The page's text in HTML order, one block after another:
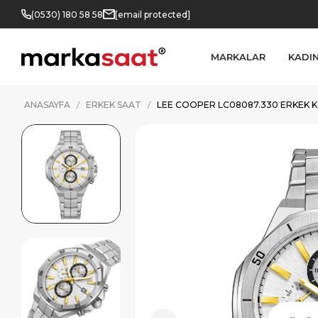
(0530) 180 58 58 [email protected]
MARKALAR
ANASAYFA ERKEK SAAT LEE COOPER LC08087.330 ERKEK